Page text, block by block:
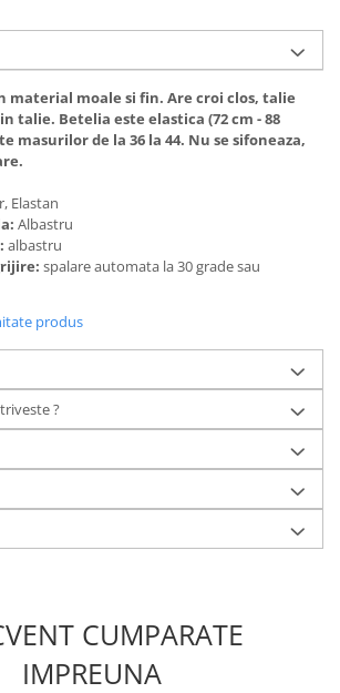
material moale si fin. Are croi clos, talie
talie. Betelia este elastica (72 cm - 88
masurilor de la 36 la 44. Nu se sifoneaza,
Elastan
Albastru
albastru
spalare automata la 30 grade sau
produs
?
CUMPARATE
IMPREUNA